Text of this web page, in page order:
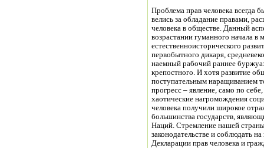
Проблема прав человека всегда
велись за обладание правами,
человека в обществе. Данный
возрастании гуманного начала
естественноисторического
первобытного дикаря,
наемный рабочий раннее
крепостного. И хотя развитие
поступательным наращиванием
прогресс – явление, само по
хаотические нагромождения
человека получили широкое
большинства государств,
Наций. Стремление нашей
законодательстве и соблюдать
Декларации прав человека и